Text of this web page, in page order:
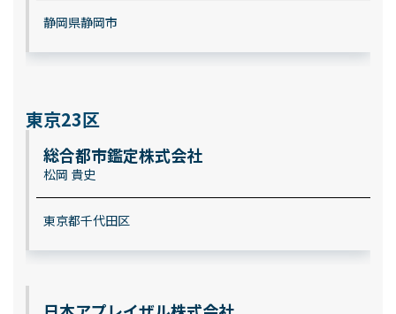
静岡県静岡市
東京23区
総合都市鑑定株式会社
松岡 貴史
東京都千代田区